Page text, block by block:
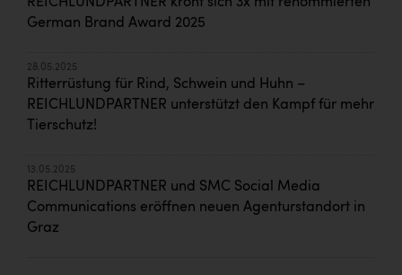
REICHLUNDPARTNER krönt sich 3x mit renommierten
German Brand Award 2025
28.05.2025
Ritterrüstung für Rind, Schwein und Huhn –
REICHLUNDPARTNER unterstützt den Kampf für mehr
Tierschutz!
13.05.2025
REICHLUNDPARTNER und SMC Social Media
Communications eröffnen neuen Agenturstandort in
Graz